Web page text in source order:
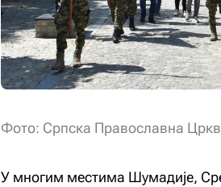
Фото: Српска Православна
У многим местима Шумадије,